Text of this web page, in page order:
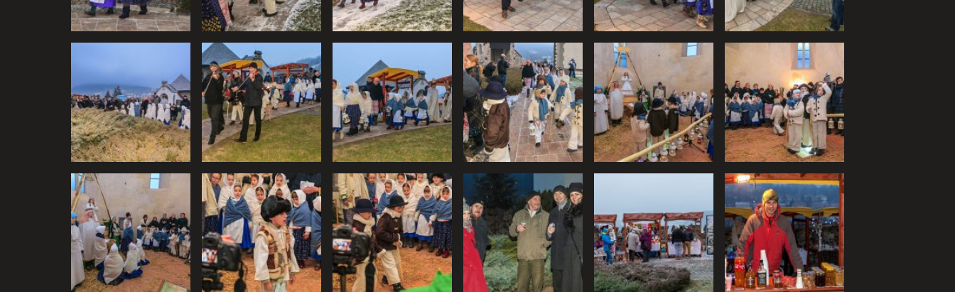
Súhlas s používaním cookies
Cookies sú malé súbory, ktoré sa dočasne ukladajú vo vašom počítači a pomáhajú nám k lepšej užívateľskej skúsenosti
na našich stránkach. Cookies používame na poskytovanie funkcií sociálnych sietí a na analýzu návštevnosti.
Zo zákona môžeme na vašom zariadení ukladať iba súbory cookie, ktoré sú nevyhnutné pre prevádzku týchto stránok.
Pre všetky ostatné typy súborov cookie potrebujeme vaše povolenie. Budeme vďační, keď nám ho poskytnete a
pomôžete nám tak naše stránky a služby zlepšovať. Svoj súhlas s používaním cookies na našom webe môžete
samozrejme kedykoľvek zmeniť alebo odvolať.
Vyberte úroveň cookies, ktorú chcete povoliť